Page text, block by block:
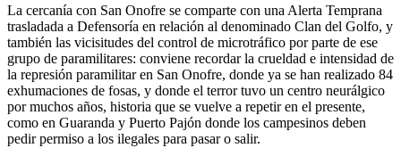
La cercanía con San Onofre se comparte con una Alerta Temprana
trasladada a Defensoría en relación al denominado Clan del Golfo, y
también las vicisitudes del control de microtráfico por parte de ese
grupo de paramilitares: conviene recordar la crueldad e intensidad de
la represión paramilitar en San Onofre, donde ya se han realizado 84
exhumaciones de fosas, y donde el terror tuvo un centro neurálgico
por muchos años, historia que se vuelve a repetir en el presente,
como en Guaranda y Puerto Pajón donde los campesinos deben
pedir permiso a los ilegales para pasar o salir.